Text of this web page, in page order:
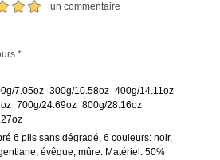
un commentaire
*
7.05oz 300g/10.58oz 400g/14.11oz
700g/24.69oz 800g/28.16oz
6 plis sans dégradé, 6 couleurs: noir,
évêque, mûre. Matériel: 50%